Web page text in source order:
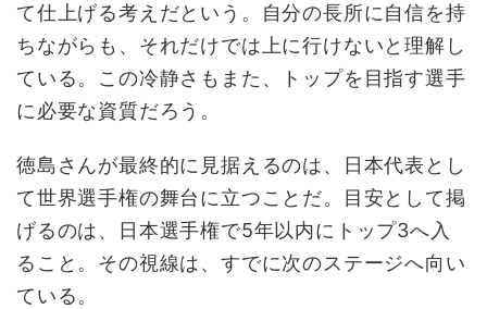
て仕上げる考えだという。自分の長所に自信を持
ちながらも、それだけでは上に行けないと理解し
ている。この冷静さもまた、トップを目指す選手
に必要な資質だろう。
徳島さんが最終的に見据えるのは、日本代表とし
て世界選手権の舞台に立つことだ。目安として掲
げるのは、日本選手権で5年以内にトップ3へ入
ること。その視線は、すでに次のステージへ向い
ている。